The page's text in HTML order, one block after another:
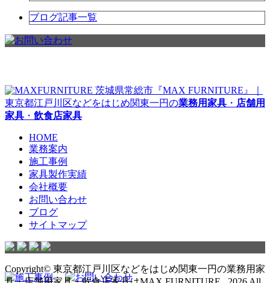
ブログ記事一覧
茨城県常総市『MAX FURNITURE』｜
東京都江戸川区などをはじめ関東一円の業務用家具 ・ 店舗用
家具 ・ 飲食店家具
HOME
業務案内
施工事例
家具製作実績
会社概要
お問い合わせ
ブログ
サイトマップ
Copyright© 東京都江戸川区などをはじめ関東一円の業務用家